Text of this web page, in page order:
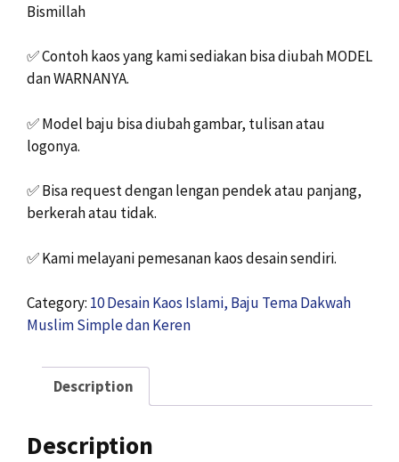
Bismillah
✅Contoh kaos yang kami sediakan bisa diubah MODEL
dan WARNANYA.
✅Model baju bisa diubah gambar, tulisan atau
logonya.
✅Bisa request dengan lengan pendek atau panjang,
berkerah atau tidak.
✅Kami melayani pemesanan kaos desain sendiri.
Category: 10 Desain Kaos Islami, Baju Tema Dakwah
Muslim Simple dan Keren
Description
Description